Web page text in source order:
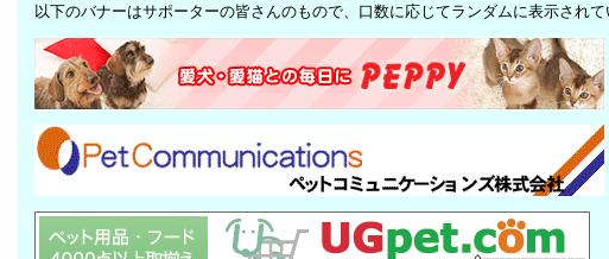
以下のバナーはサポーターの皆さんのもので、口数に応じてランダムに表示されて